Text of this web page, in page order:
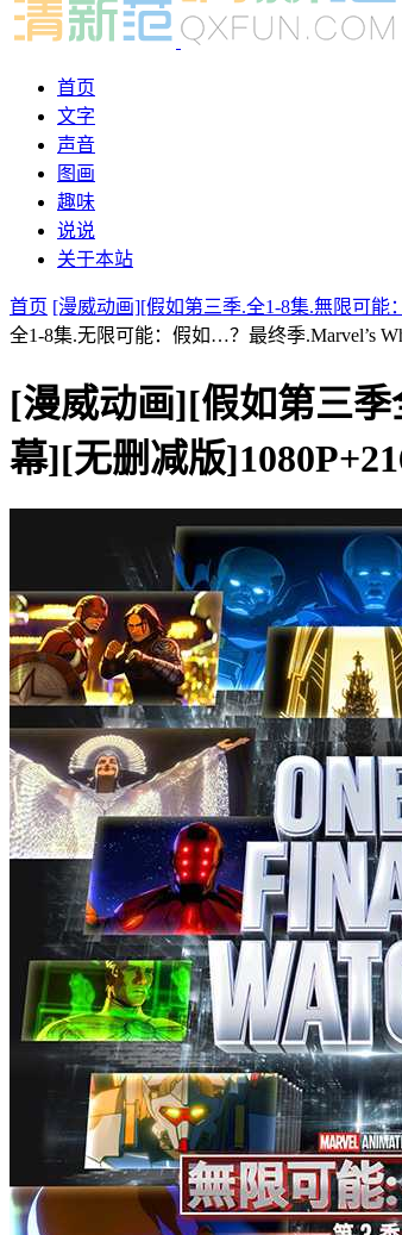
首页
文字
声音
图画
趣味
说说
关于本站
首页 [漫威动画][假如第三季.全1-8集.無限可能
全1-8集.无限可能：假如…？最终季.Marvel’s
[漫威动画][假如第三
幕][无删减版